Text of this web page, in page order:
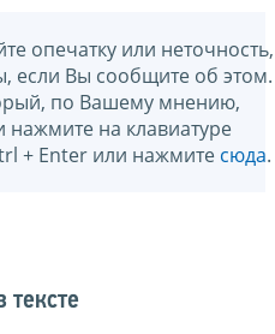
опечатку или неточность,
если Вы сообщите об этом.
по Вашему мнению,
на клавиатуре
+ Enter или нажмите сюда.